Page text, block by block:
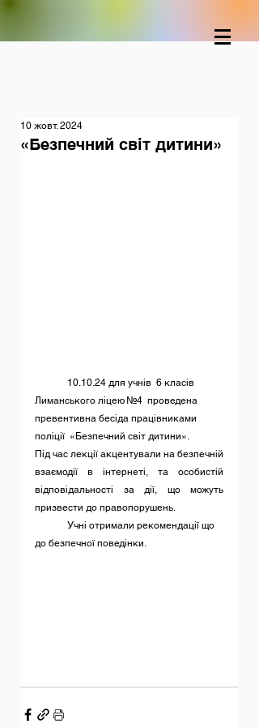
«Безпечний світ дитини»
10 жовт. 2024
Лиманського ліцею №4  проведена
превентивна бесіда працівниками
поліції  «Безпечний світ дитини».
Під час лекції акцентували на безпечній
взаємодії в інтернеті, та особистій
відповідальності за дії, що можуть
призвести до правопорушень.
до безпечної поведінки.